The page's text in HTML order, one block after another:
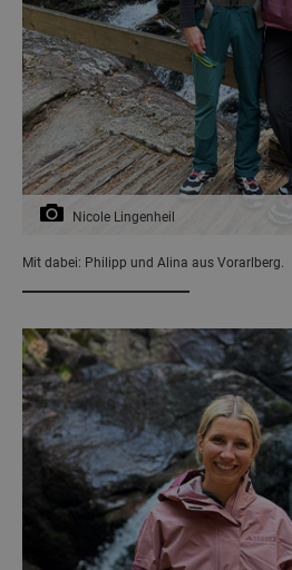
Nicole Lingenheil
Mit dabei: Philipp und Alina aus Vorarlberg.